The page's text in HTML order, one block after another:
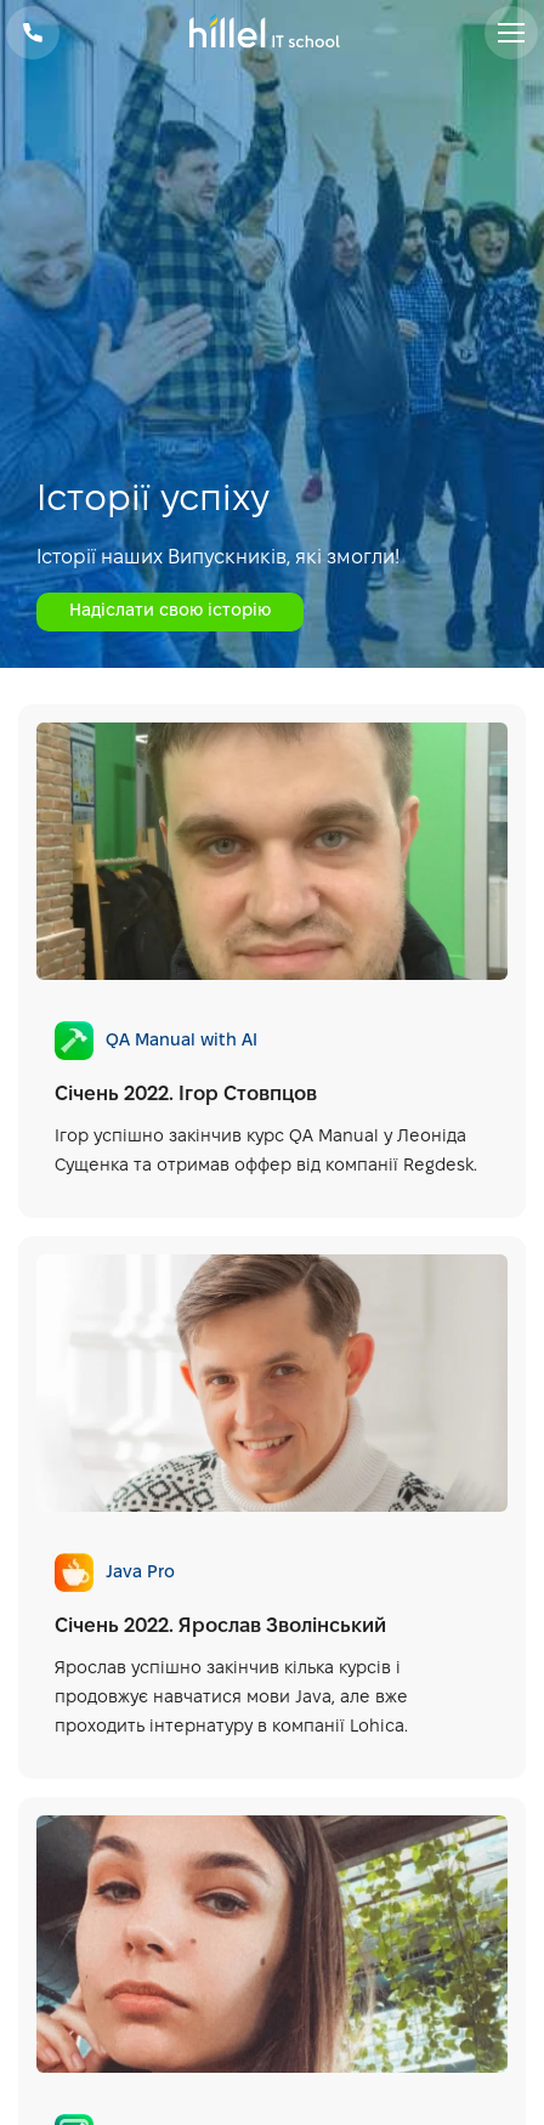
Iсторії успіху
Історії наших Випускників, які змогли!
Надіслати свою історію
QA Manual with AI
Січень 2022. Ігор Стовпцов
Ігор успішно закінчив курс QA Manual у Леоніда
Сущенка та отримав оффер від компанії Regdesk.
Java Pro
Січень 2022. Ярослав Зволінський
Ярослав успішно закінчив кілька курсів і
продовжує навчатися мови Java, але вже
проходить інтернатуру в компанії Lohica.